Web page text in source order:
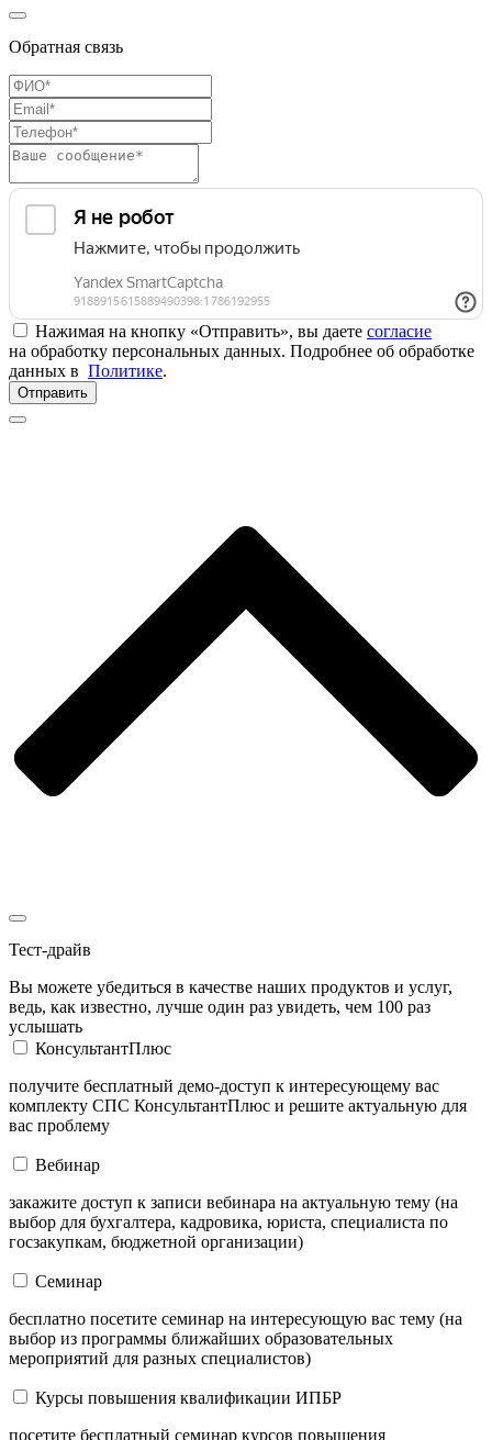
Обратная связь
Нажимая на кнопку «Отправить», вы даете согласие
на обработку персональных данных. Подробнее об обработке
данных в Политике.
Отправить
Тест-драйв
Вы можете убедиться в качестве наших продуктов и услуг,
ведь, как известно, лучше один раз увидеть, чем 100 раз
услышать
КонсультантПлюс
получите бесплатный демо-доступ к интересующему вас
комплекту СПС КонсультантПлюс и решите актуальную для
вас проблему
Вебинар
закажите доступ к записи вебинара на актуальную тему (на
выбор для бухгалтера, кадровика, юриста, специалиста по
госзакупкам, бюджетной организации)
Семинар
бесплатно посетите семинар на интересующую вас тему (на
выбор из программы ближайших образовательных
мероприятий для разных специалистов)
Курсы повышения квалификации ИПБР
посетите бесплатный семинар курсов повышения